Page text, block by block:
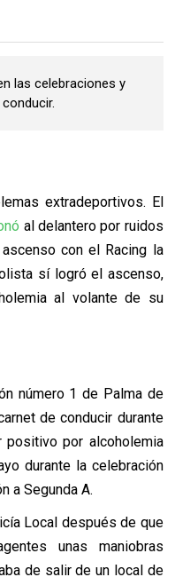
las celebraciones y
extradeportivos. El
al delantero por ruidos
con el Racing la
sí logró el ascenso,
al volante de su
número 1 de Palma de
de conducir durante
por alcoholemia
durante la celebración
a Segunda A.
Local después de que
unas maniobras
de salir de un local de